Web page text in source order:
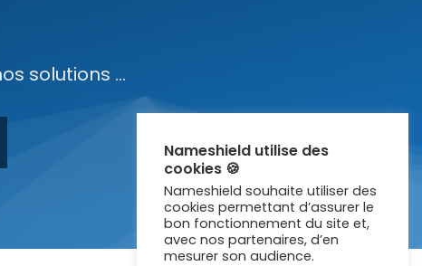
solutions ...
Nameshield utilise des
cookies 🍪
Nameshield souhaite utiliser des
cookies permettant d’assurer le
bon fonctionnement du site et,
avec nos partenaires, d’en
mesurer son audience.